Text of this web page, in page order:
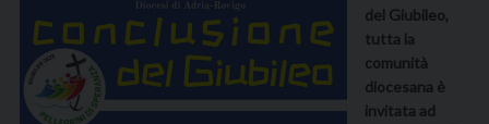
del Giubileo,
tutta la
comunità
diocesana è
invitata ad